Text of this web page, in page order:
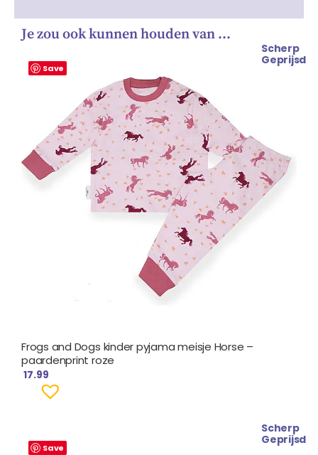
Je zou ook kunnen houden van …
Save
Scherp
Geprijsd
Frogs and Dogs kinder pyjama meisje Horse –
paardenprint roze
17.99
Save
Scherp
Geprijsd